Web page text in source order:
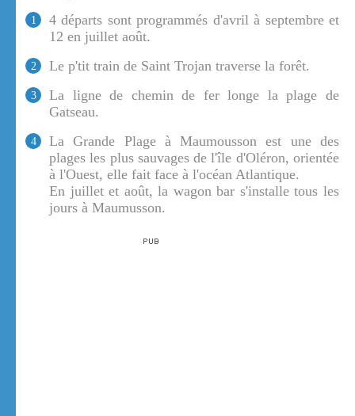
1
4 départs sont programmés d'avril à septembre et
12 en juillet août.
2 Le p'tit train de Saint Trojan traverse la forêt.
3
La ligne de chemin de fer longe la plage de
Gatseau.
4
La Grande Plage à Maumousson est une des
plages les plus sauvages de l'île d'Oléron, orientée
à l'Ouest, elle fait face à l'océan Atlantique.
En juillet et août, la wagon bar s'installe tous les
jours à Maumusson.